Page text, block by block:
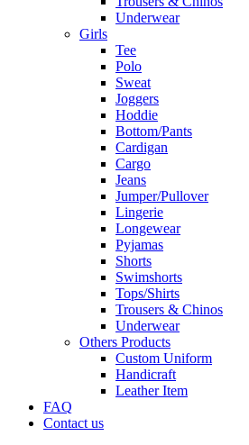
Underwear
Girls
Tee
Polo
Sweat
Joggers
Hoddie
Bottom/Pants
Cardigan
Cargo
Jeans
Jumper/Pullover
Lingerie
Longewear
Pyjamas
Shorts
Swimshorts
Tops/Shirts
Trousers & Chinos
Underwear
Others Products
Custom Uniform
Handicraft
Leather Item
FAQ
Contact us